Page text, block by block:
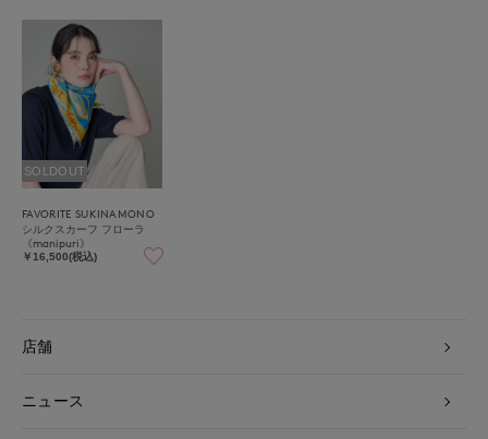
SOLDOUT
FAVORITE SUKINAMONO
シルクスカーフ フローラ
《manipuri》
￥16,500(税込)
店舗
ニュース